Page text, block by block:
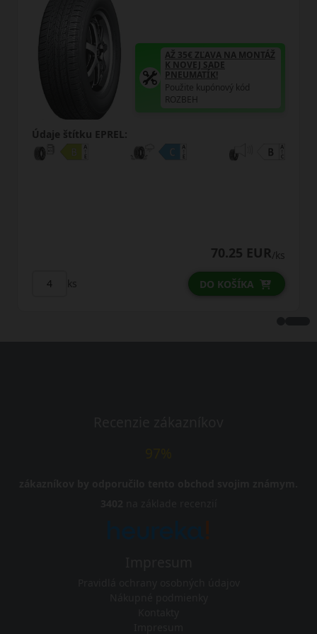
AŽ 35€ ZĽAVA NA MONTÁŽ
K NOVEJ SADE
PNEUMATÍK!
Použite kupónový kód
ROZBEH
Údaje štítku EPREL:
70.25 EUR /ks
ks DO KOŠÍKA